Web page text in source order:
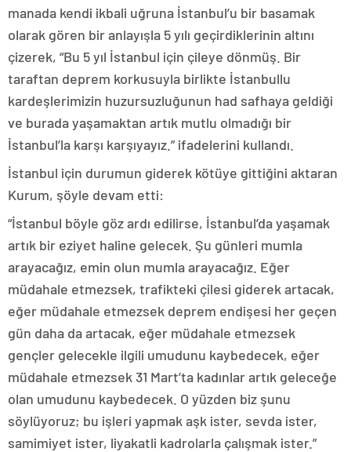
manada kendi ikbali uğruna İstanbul’u bir basamak
olarak gören bir anlayışla 5 yılı geçirdiklerinin altını
çizerek, “Bu 5 yıl İstanbul için çileye dönmüş. Bir
taraftan deprem korkusuyla birlikte İstanbullu
kardeşlerimizin huzursuzluğunun had safhaya geldiği
ve burada yaşamaktan artık mutlu olmadığı bir
İstanbul’la karşı karşıyayız.” ifadelerini kullandı.
İstanbul için durumun giderek kötüye gittiğini aktaran
Kurum, şöyle devam etti:
“İstanbul böyle göz ardı edilirse, İstanbul’da yaşamak
artık bir eziyet haline gelecek. Şu günleri mumla
arayacağız, emin olun mumla arayacağız. Eğer
müdahale etmezsek, trafikteki çilesi giderek artacak,
eğer müdahale etmezsek deprem endişesi her geçen
gün daha da artacak, eğer müdahale etmezsek
gençler gelecekle ilgili umudunu kaybedecek, eğer
müdahale etmezsek 31 Mart’ta kadınlar artık geleceğe
olan umudunu kaybedecek. O yüzden biz şunu
söylüyoruz; bu işleri yapmak aşk ister, sevda ister,
samimiyet ister, liyakatli kadrolarla çalışmak ister.”